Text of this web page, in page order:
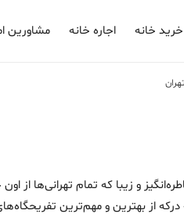
خرید خانه اجاره خانه مشاورین
تهران
و زیبا که تمام تهرانی‌ها از
درکه از بهترین و مهم‌ترین